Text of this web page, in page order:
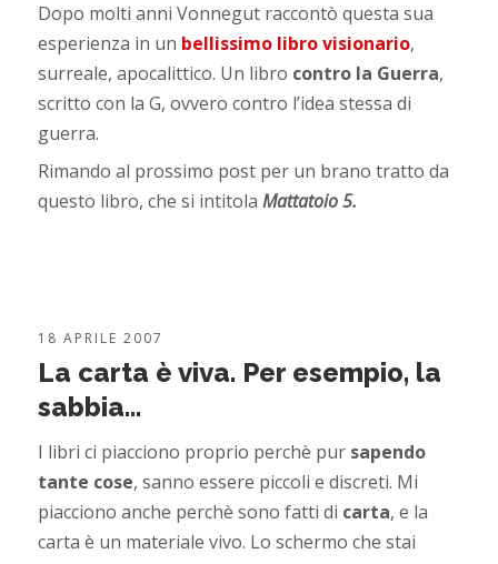
Dopo molti anni Vonnegut raccontò questa sua
esperienza in un bellissimo libro visionario,
surreale, apocalittico. Un libro contro la Guerra,
scritto con la G, ovvero contro l’idea stessa di
guerra.
Rimando al prossimo post per un brano tratto da
questo libro, che si intitolaMattatoio 5.
18 APRILE 2007
La carta è viva. Per esempio, la
sabbia…
I libri ci piacciono proprio perchè pur sapendo
tante cose, sanno essere piccoli e discreti. Mi
piacciono anche perchè sono fatti di carta, e la
carta è un materiale vivo. Lo schermo che stai